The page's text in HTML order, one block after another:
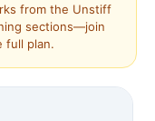
from the Unstiff
sections—join
full plan.